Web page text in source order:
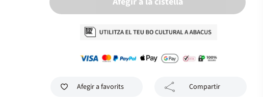
Afegir a favorits Compartir